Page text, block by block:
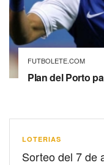
FUTBOLETE.COM
Plan del Porto
LOTERIAS
Sorteo del 7 de